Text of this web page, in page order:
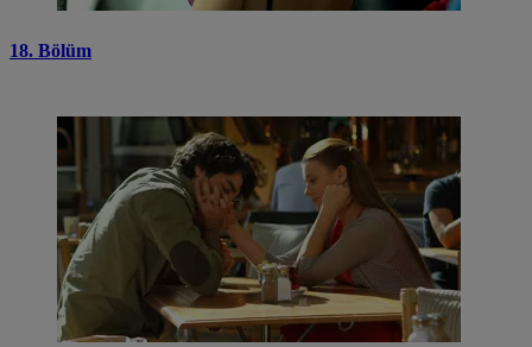
18. Bölüm